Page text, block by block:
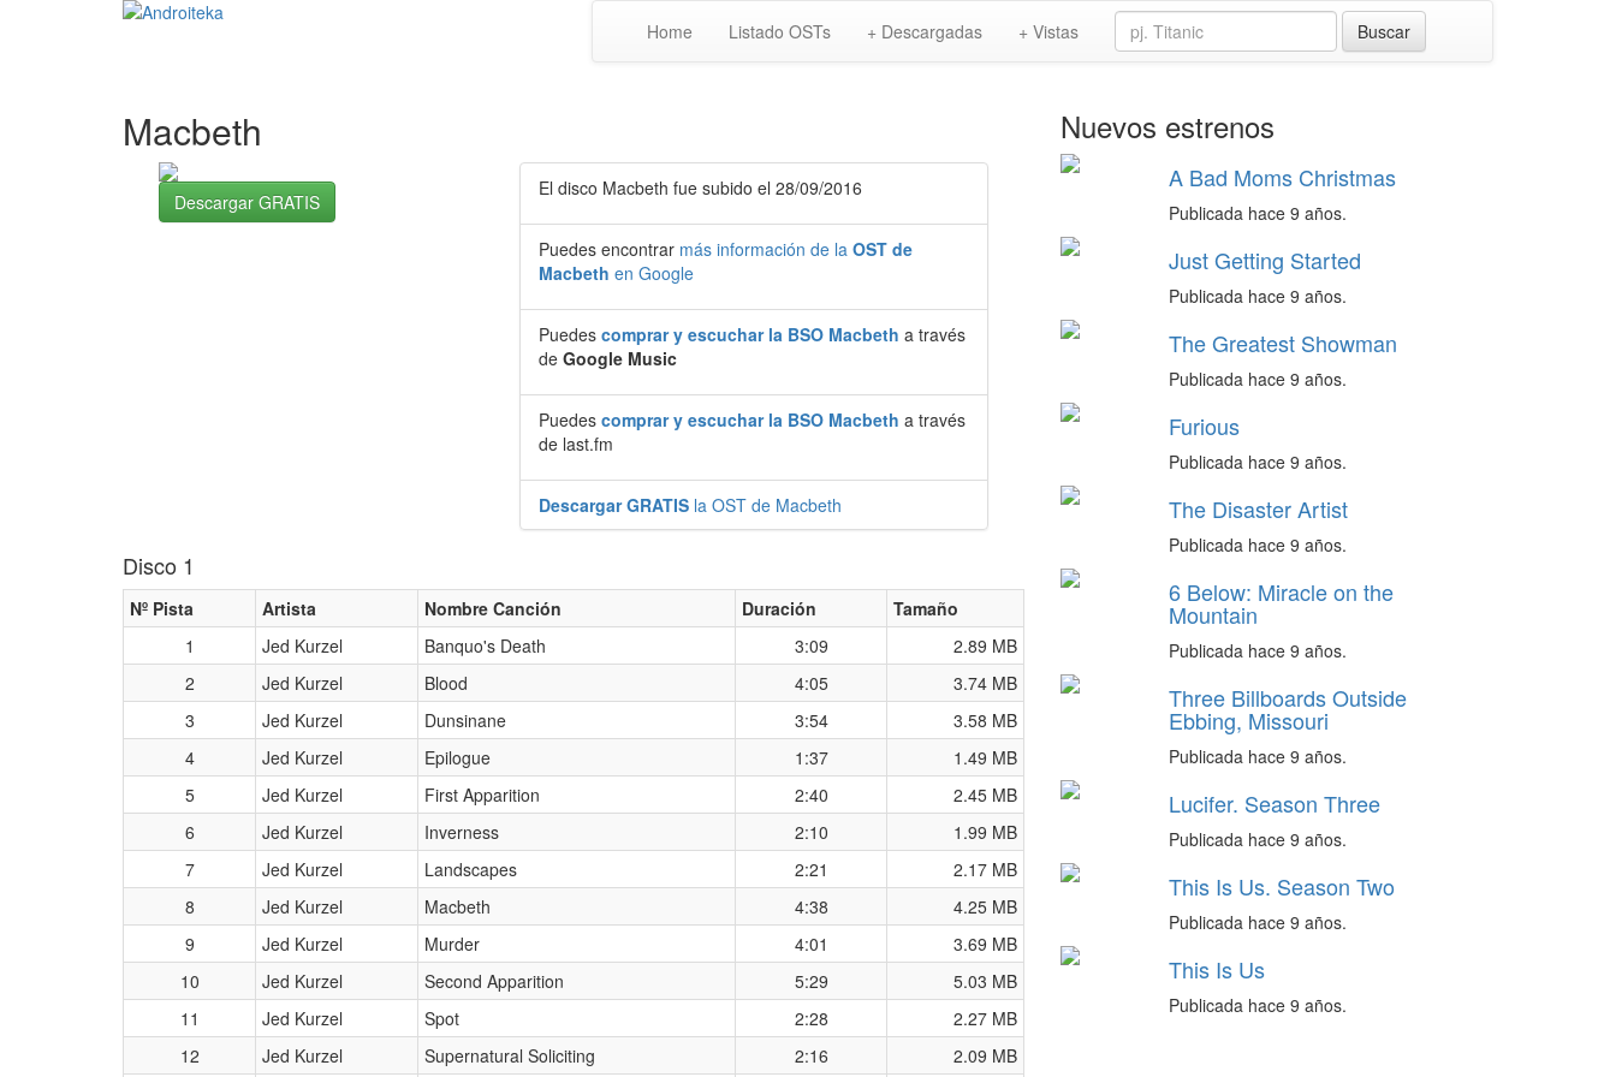
Home Listado OSTs + Descargadas + Vistas
Macbeth
Descargar GRATIS
El disco Macbeth fue subido el 28/09/2016
Puedes encontrar más información de la OST de
Macbeth en Google
Puedes comprar y escuchar la BSO Macbeth a través
de Google Music
Puedes comprar y escuchar la BSO Macbeth a través
de last.fm
Descargar GRATIS la OST de Macbeth
Disco 1
Nº Pista Artista Nombre Canción Duración
Tamaño
1
Jed Kurzel Banquo's Death 3:09
2.89 MB
2
Jed Kurzel Blood 4:05
3.74 MB
3
Jed Kurzel Dunsinane 3:54
3.58 MB
4
Jed Kurzel Epilogue 1:37
1.49 MB
5
Jed Kurzel First Apparition 2:40
2.45 MB
6
Jed Kurzel Inverness 2:10
1.99 MB
7
Jed Kurzel Landscapes 2:21
2.17 MB
8
Jed Kurzel Macbeth 4:38
4.25 MB
9
Jed Kurzel Murder 4:01
3.69 MB
10
Jed Kurzel Second Apparition 5:29
5.03 MB
11
Jed Kurzel Spot 2:28
2.27 MB
12
Jed Kurzel Supernatural Soliciting 2:16 2.09 MB
Nuevos estrenos
A Bad Moms Christmas
Publicada hace 9 años.
Just Getting Started
Publicada hace 9 años.
The Greatest Showman
Publicada hace 9 años.
Furious
Publicada hace 9 años.
The Disaster Artist
Publicada hace 9 años.
6 Below: Miracle on the
Mountain
Publicada hace 9 años.
Three Billboards Outside
Ebbing, Missouri
Publicada hace 9 años.
Lucifer. Season Three
Publicada hace 9 años.
This Is Us. Season Two
Publicada hace 9 años.
This Is Us
Publicada hace 9 años.